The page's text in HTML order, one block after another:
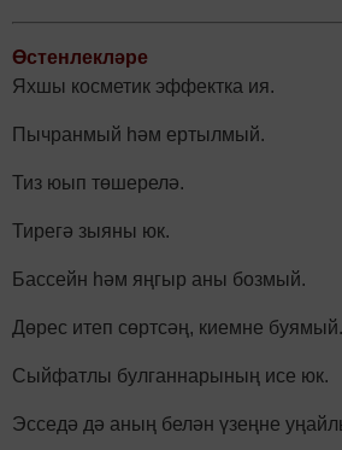
Өстенлекләре
Яхшы косметик эффектка ия.
Пычранмый һәм ертылмый.
Тиз юып төшерелә.
Тирегә зыяны юк.
Бассейн һәм яңгыр аны бозмый.
Дөрес итеп сөртсәң, киемне буямый.
Сыйфатлы булганнарының исе юк.
Эсседә дә аның белән үзеңне